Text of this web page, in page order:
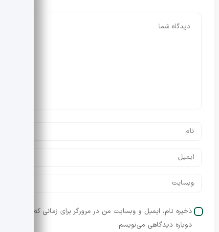
ذخیره نام، ایمیل و وبسایت من در مرورگر برای زمانی که
دوباره دیدگاهی می‌نویسم.